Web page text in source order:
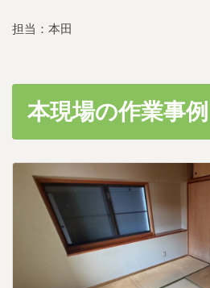
担当：本田
本現場の作業事例